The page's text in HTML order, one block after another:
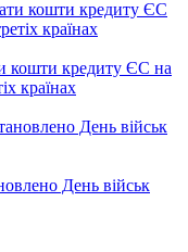
кошти кредиту ЄС на
країнах
День військ